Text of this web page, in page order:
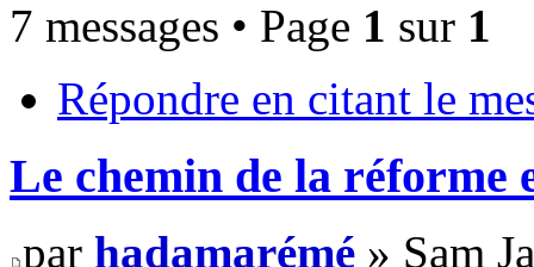
7 messages • Page 1 sur 1
Répondre en citant le
Le chemin de la réforme
par hadamarémé » Sam